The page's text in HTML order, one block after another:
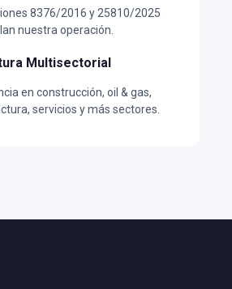
8376/2016 y 25810/2025
nuestra operación.
Multisectorial
en construcción, oil & gas,
servicios y más sectores.